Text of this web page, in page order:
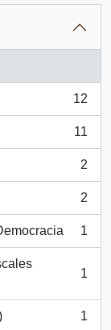
12
11
2
2
1
1
1